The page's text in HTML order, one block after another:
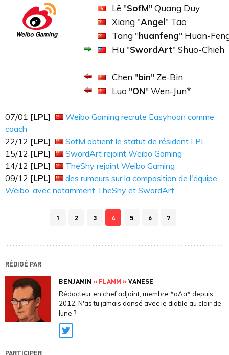
Lê "SofM" Quang Duy
Xiang "Angel" Tao
Tang "huanfeng" Huan-
Hu "SwordArt" Shuo-Chieh
Chen "bin" Ze-Bin
Luo "ON" Wen-Jun*
07​​​/01 [LPL]
Weibo Gaming recrute Easyhoon comme
coach
22​​​/12 [LPL]
SofM obtient le statut de résident LPL
15​​​/12 [LPL]
SwordArt rejoint Weibo Gaming
14​​​/12 [LPL]
TheShy rejoint Weibo Gaming
09​​​/12 [LPL]
des rumeurs sur la composition de l'équipe
Weibo, avec notamment TheShy et SwordArt
1 2 3 4 5 6 7
RÉDIGÉ PAR
BENJAMIN « FLAMM »VANESE
Rédacteur en chef adjoint, membre *aAa* depuis
2012. N'as tu jamais dansé avec le diable au clair de
lune ?
Twitter
PARTICIPER